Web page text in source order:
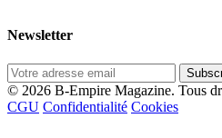
Newsletter
© 2026 B-Empire Magazine. Tous
CGU Confidentialité Cookies